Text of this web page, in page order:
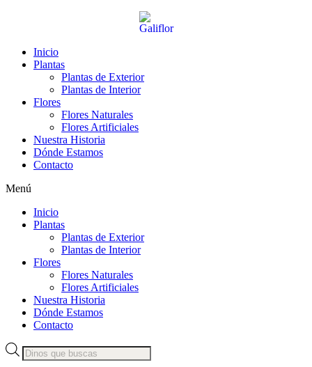
Inicio
Plantas
Plantas de Exterior
Plantas de Interior
Flores
Flores Naturales
Flores Artificiales
Nuestra Historia
Dónde Estamos
Contacto
Menú
Inicio
Plantas
Plantas de Exterior
Plantas de Interior
Flores
Flores Naturales
Flores Artificiales
Nuestra Historia
Dónde Estamos
Contacto
Búsqueda
de